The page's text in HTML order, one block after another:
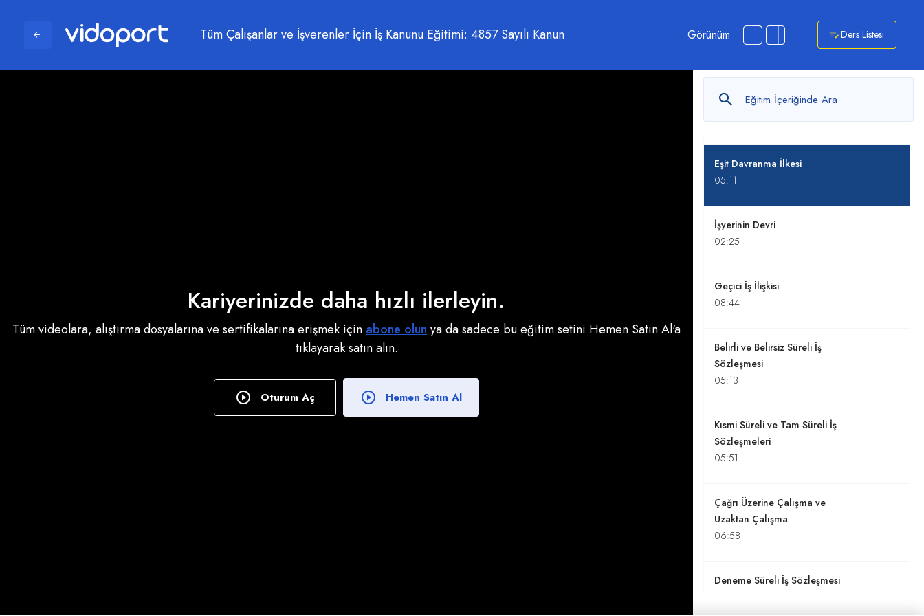
Tüm Çalışanlar ve İşverenler İçin İş Kanunu Eğitimi: 4857 Sayılı Kanun Görünüm Ders Listesi
Kariyerinizde daha hızlı ilerleyin.
Tüm videolara, alıştırma dosyalarına ve sertifikalarına erişmek için abone olun ya da sadece bu eğitim setini Hemen Satın Al'a
tıklayarak satın alın.
Oturum Aç Hemen Satın Al
İş Yerini Bildirme
03:27
İstisnalar Nelerdir?
01:33
Eşit Davranma İlkesi
05:11
İşyerinin Devri
02:25
Geçici İş İlişkisi
08:44
Belirli ve Belirsiz Süreli İş
Sözleşmesi
05:13
Kısmi Süreli ve Tam Süreli İş
Sözleşmeleri
05:51
Çağrı Üzerine Çalışma ve
Uzaktan Çalışma
06:58
Deneme Süreli İş Sözleşmesi